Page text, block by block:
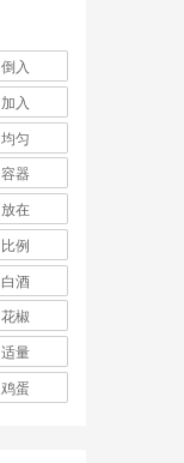
倒入
加入
均匀
容器
放在
比例
白酒
花椒
适量
鸡蛋